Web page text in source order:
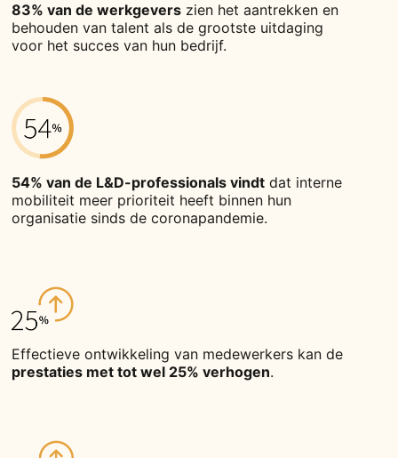
83% van de werkgevers zien het aantrekken en
behouden van talent als de grootste uitdaging
voor het succes van hun bedrijf.
54% van de L&D-professionals vindt dat interne
mobiliteit meer prioriteit heeft binnen hun
organisatie sinds de coronapandemie.
Effectieve ontwikkeling van medewerkers kan de
prestaties met tot wel 25% verhogen.